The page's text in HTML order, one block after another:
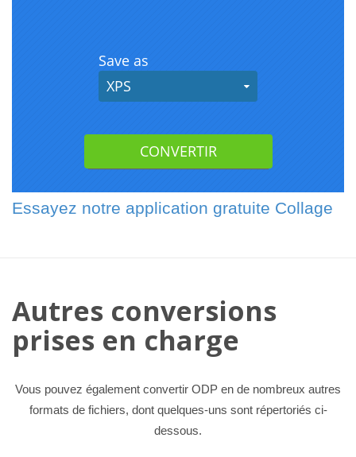
Essayez notre application gratuite Collage
Autres conversions
prises en charge
Vous pouvez également convertir ODP en de nombreux autres
formats de fichiers, dont quelques-uns sont répertoriés ci-
dessous.